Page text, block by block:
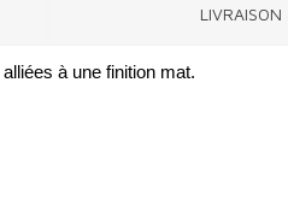
LIVRAISON
à une finition mat.